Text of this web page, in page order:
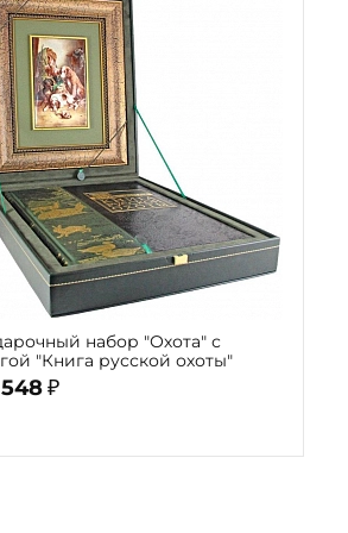
набор "Охота" с
"Книга русской охоты"
₽